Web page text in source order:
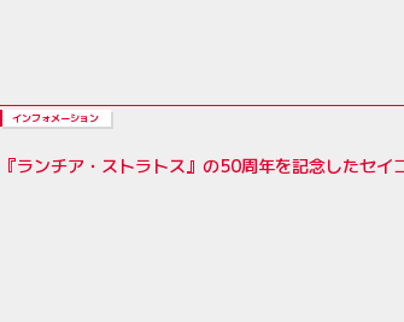
インフォメーション
『ランチア・ストラトス』の50周年を記念したセ